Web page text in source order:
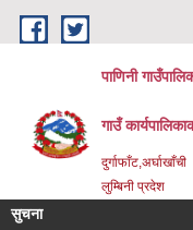
Skip to main content
पाणिनी
गाउँ
दुर्गाफाँट,अर्घाखाँची
लुम्बिनी प्रदेश
सुचना